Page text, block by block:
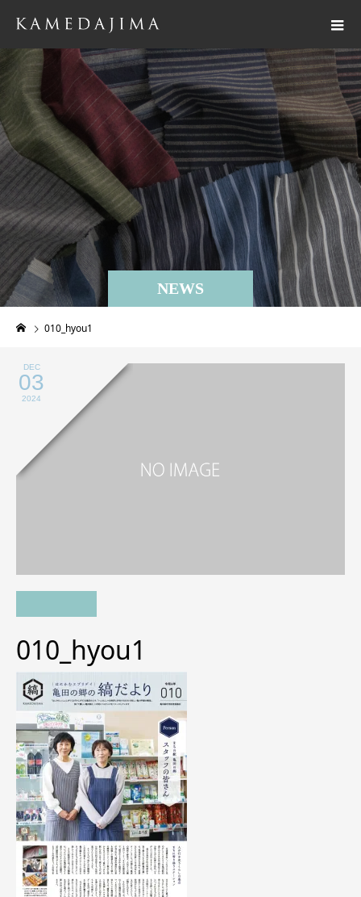
NEWS
010_hyou1
DEC
03
2024
010_hyou1